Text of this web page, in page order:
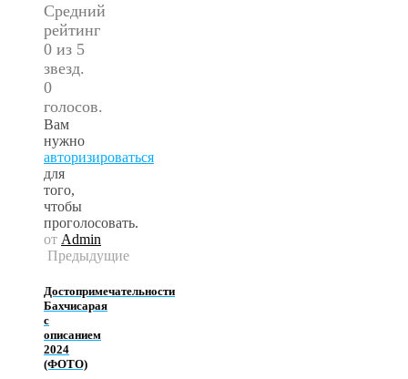
Средний
рейтинг
0 из 5
звезд.
0
голосов.
Вам
нужно
авторизироваться
для
того,
чтобы
проголосовать.
от Admin
Предыдущие
Достопримечательности
Бахчисарая
с
описанием
2024
(ФОТО)